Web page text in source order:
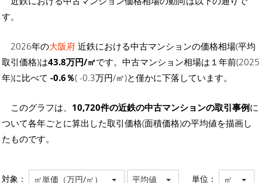
す。
2026年の大阪府 近鉄における中古マンションの価格相場(平均
取引価格)は43.8万円/㎡です。中古マンション相場は１年前(2025
年)に比べて -0.6％( -0.3万円/㎡)と僅かに下落しています。
このグラフは、 10,720件の近鉄の中古マンションの取引事例に
ついて各年ごとに算出した取引価格(面積価格)の平均値を描画し
たものです。
対象： ㎡単価（万円/㎡） 平均値 単位： ㎡